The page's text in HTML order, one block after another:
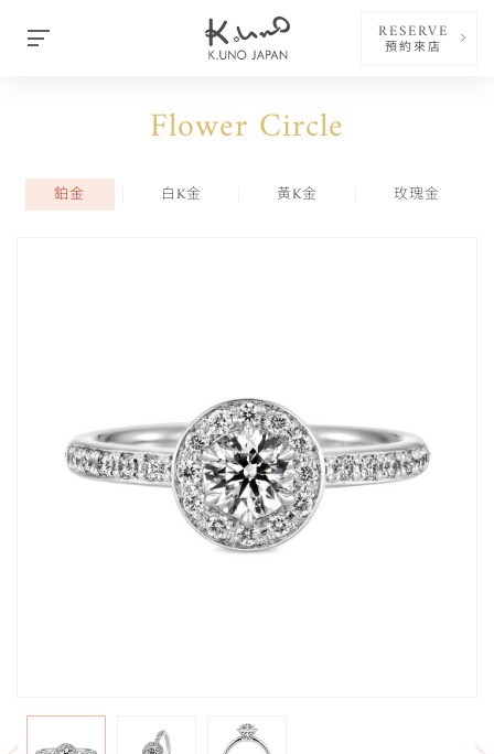
RESERVE
預約來店
Flower Circle
鉑金 白K金 黃K金 玫瑰金